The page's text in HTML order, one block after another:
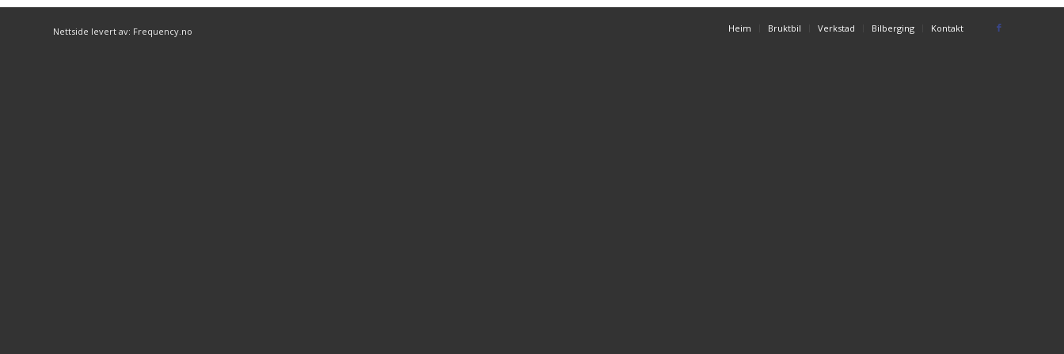
Nettside levert av: Frequency.no Heim Bruktbil Verkstad Bilberging Kontakt